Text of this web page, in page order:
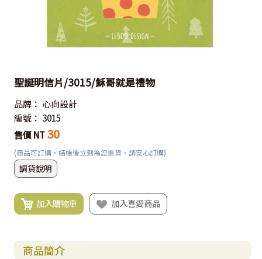
聖誕明信片/3015/穌哥就是禮物
品牌： 心向設計
編號： 3015
售價 NT 30
(商品可訂購，結帳後立刻為您進貨，請安心訂購)
調貨說明
加入購物車 加入喜愛商品
商品簡介